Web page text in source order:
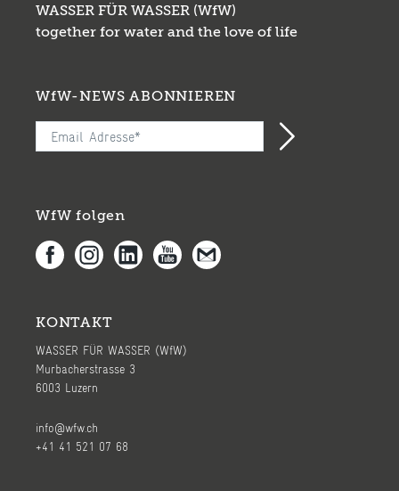
WASSER FÜR WASSER (WfW)
together for water and the love of life
WfW-NEWS ABONNIEREN
WfW folgen
KONTAKT
WASSER FÜR WASSER (WfW)
Murbacherstrasse 3
6003 Luzern
info@wfw.ch
+41 41 521 07 68